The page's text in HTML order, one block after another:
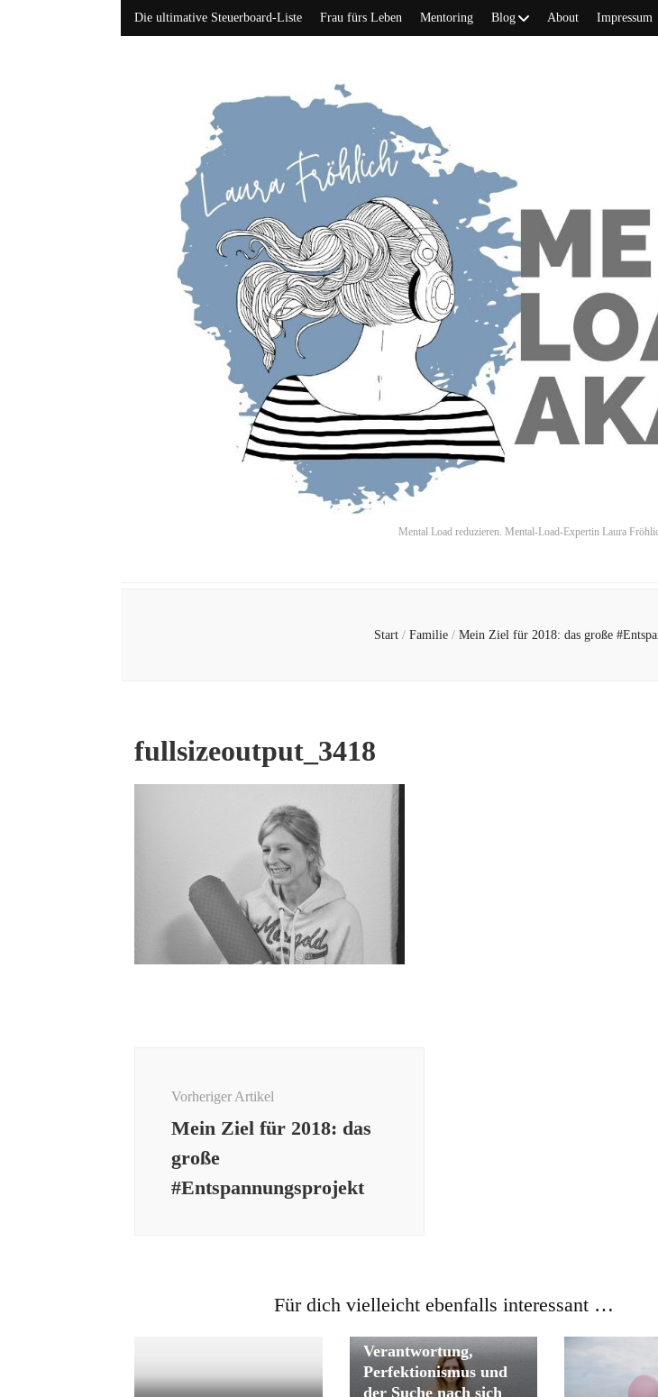
Die ultimative Steuerboard-Liste Frau fürs Leben Mentoring Blog About Impressum
Mental Load reduzieren. Mental-Load-Expertin Laura
Start / Familie / Mein Ziel für 2018: das große
fullsizeoutput_3418
Vorheriger Artikel
Mein Ziel für 2018: das
große
#Entspannungsprojekt
Für dich vielleicht ebenfalls interessant …
Verantwortung,
Perfektionismus und
der Suche nach sich